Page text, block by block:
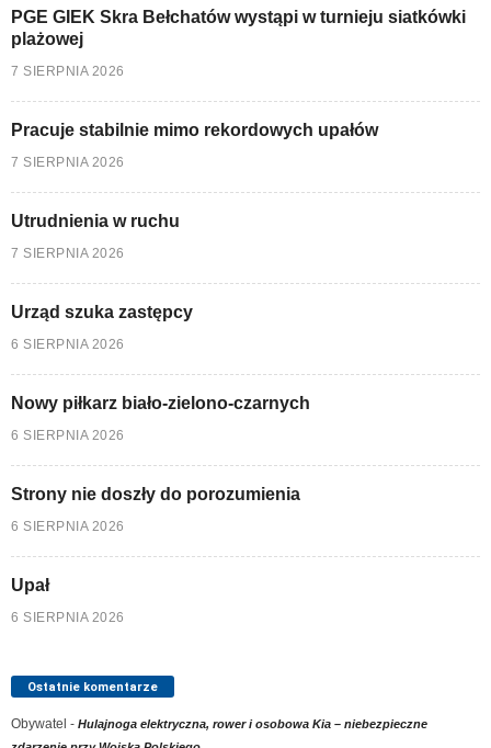
PGE GIEK Skra Bełchatów wystąpi w turnieju siatkówki
plażowej
7 SIERPNIA 2026
Pracuje stabilnie mimo rekordowych upałów
7 SIERPNIA 2026
Utrudnienia w ruchu
7 SIERPNIA 2026
Urząd szuka zastępcy
6 SIERPNIA 2026
Nowy piłkarz biało-zielono-czarnych
6 SIERPNIA 2026
Strony nie doszły do porozumienia
6 SIERPNIA 2026
Upał
6 SIERPNIA 2026
Ostatnie komentarze
Obywatel - Hulajnoga elektryczna, rower i osobowa Kia – niebezpieczne